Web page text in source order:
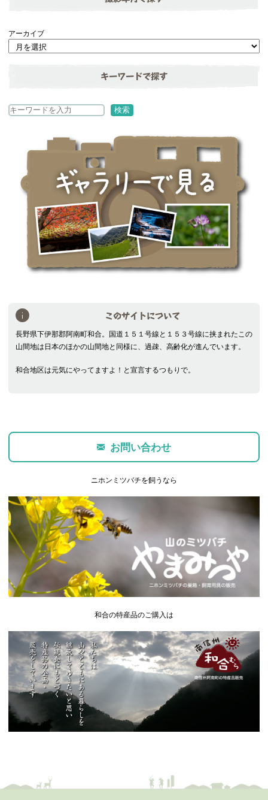
アーカイブ
キーワードで探す
検
検索
このサイトについて
長野県下伊那郡阿南町和合。国道１５１号線と１５３号線に挟まれたこの
山間地は日本のほかの山間地と同様に、過疎、高齢化が進んでいます。
和合地区は元気にやってますよ！と宣言するつもりで。
お問い合わせ
ニホンミツバチを飼うなら
和合の特産品のご購入は